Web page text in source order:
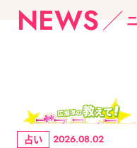
NEWS
占い 2026.08.02